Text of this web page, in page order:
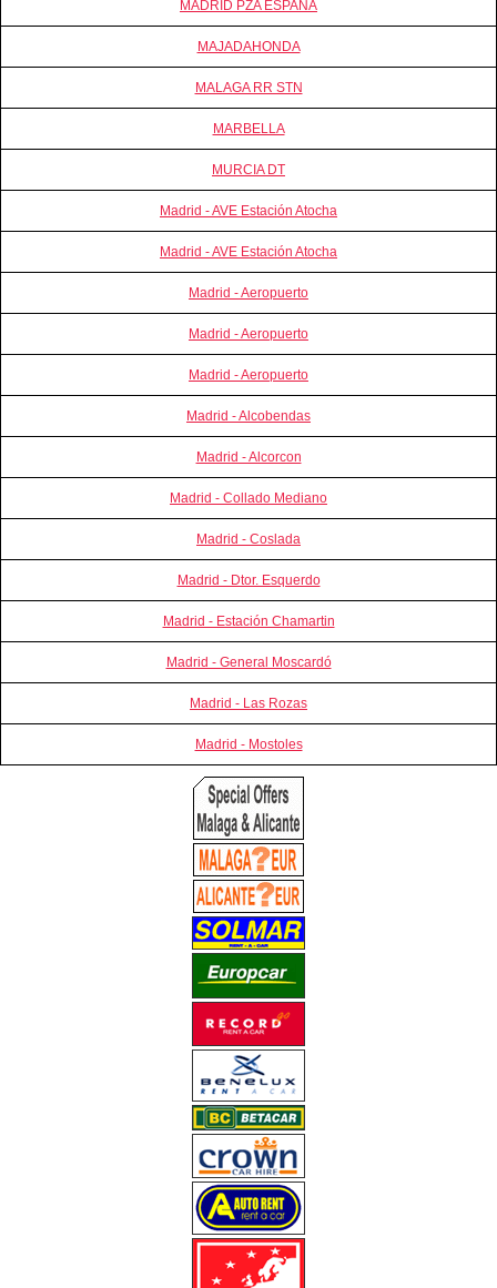
MADRID PZA ESPANA
MAJADAHONDA
MALAGA RR STN
MARBELLA
MURCIA DT
Madrid - AVE Estación Atocha
Madrid - AVE Estación Atocha
Madrid - Aeropuerto
Madrid - Aeropuerto
Madrid - Aeropuerto
Madrid - Alcobendas
Madrid - Alcorcon
Madrid - Collado Mediano
Madrid - Coslada
Madrid - Dtor. Esquerdo
Madrid - Estación Chamartin
Madrid - General Moscardó
Madrid - Las Rozas
Madrid - Mostoles